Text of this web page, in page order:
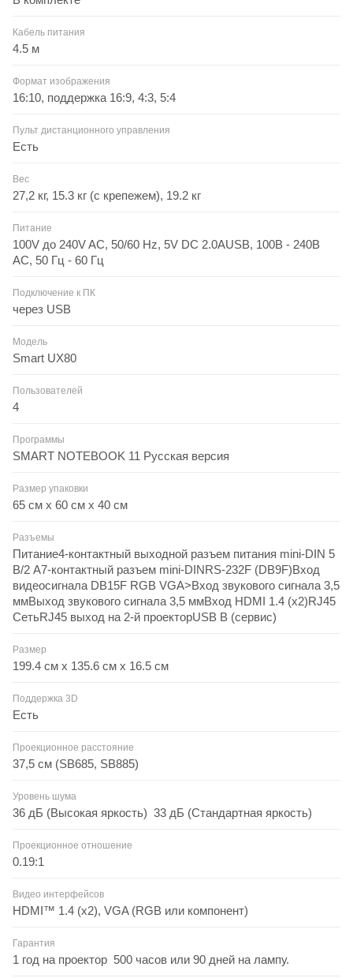
Кабель питания
4.5 м
Формат изображения
16:10, поддержка 16:9, 4:3, 5:4
Пульт дистанционного управления
Есть
Вес
27,2 кг, 15.3 кг (с крепежем), 19.2 кг
Питание
100V до 240V AC, 50/60 Hz, 5V DC 2.0AUSB, 100В - 240В
AC, 50 Гц - 60 Гц
Подключение к ПК
через USB
Модель
Smart UX80
Пользователей
4
Программы
SMART NOTEBOOK 11 Русская версия
Размер упаковки
65 см x 60 см x 40 см
Разъемы
Питание4-контактный выходной разъем питания mini-DIN 5
В/2 А7-контактный разъем mini-DINRS-232F (DB9F)Вход
видеосигнала DB15F RGB VGA>Вход звукового сигнала 3,5
ммВыход звукового сигнала 3,5 ммВход HDMI 1.4 (x2)RJ45
СетьRJ45 выход на 2-й проекторUSB B (сервис)
Размер
199.4 см х 135.6 см х 16.5 см
Поддержка 3D
Есть
Проекционное расстояние
37,5 см (SB685, SB885)
Уровень шума
36 дБ (Высокая яркость) 33 дБ (Стандартная яркость)
Проекционное отношение
0.19:1
Видео интерфейсов
HDMI™ 1.4 (x2), VGA (RGB или компонент)
Гарантия
1 год на проектор 500 часов или 90 дней на лампу.